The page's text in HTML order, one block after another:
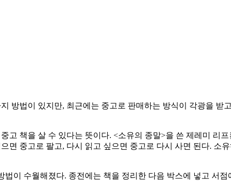
방법이 있지만, 최근에는 중고로 판매하는 방식이 각광을
고 책을 살 수 있다는 뜻이다. <소유의 종말>을 쓴 제레미 리
면 중고로 팔고, 다시 읽고 싶으면 중고로 다시 사면 된다. 소
이 수월해졌다. 종전에는 책을 정리한 다음 박스에 넣고 서